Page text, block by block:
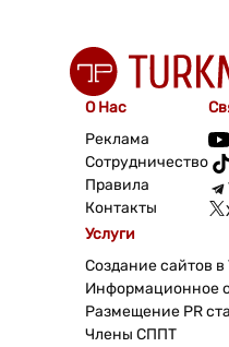
О Нас
Реклама
Сотрудничество
Правила
Контакты
Услуги
Создание сайтов
Информационное
Размещение PR
Члены СППТ